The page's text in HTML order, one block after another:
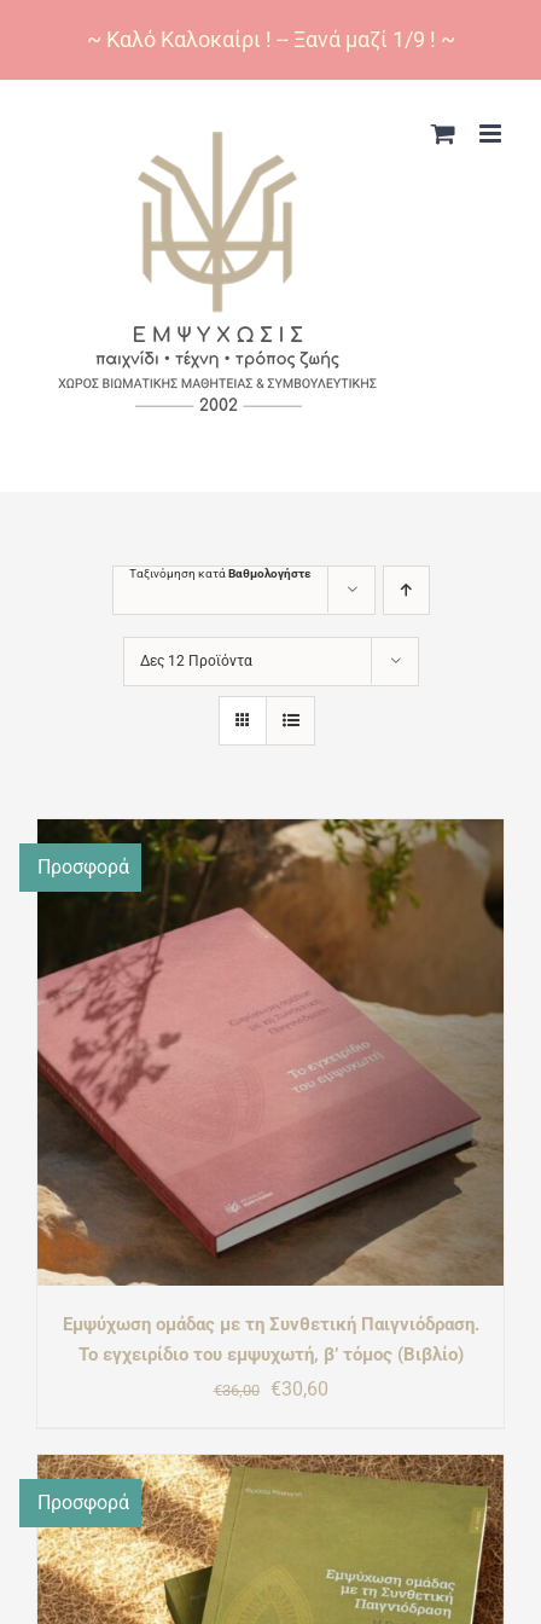
Ταξινόμηση κατά Βαθμολογήστε
Δες 12 Προϊόντα
Προσφορά
Εμψύχωση ομάδας με τη Συνθετική Παιγνιόδραση.
Το εγχειρίδιο του εμψυχωτή, β’ τόμος (Βιβλίο)
€36,00
Original
was:
€36,00.
€30,60Η
τιμή
Προσφορά
~ Καλό Καλοκαίρι ! -- Ξανά μαζί 1/9 ! ~